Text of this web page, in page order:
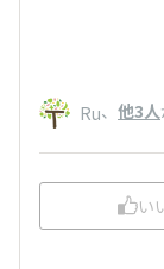
Ru、 他3人
い